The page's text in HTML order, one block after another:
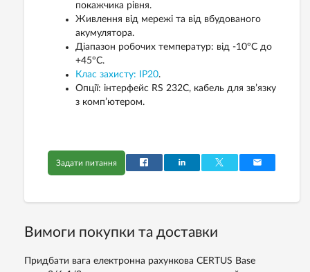
покажчика рівня.
Живлення від мережі та від вбудованого
акумулятора.
Діапазон робочих температур: від -10ºС до
+45ºС.
Клас захисту: IP20.
Опції: інтерфейс RS 232C, кабель для зв’язку
з комп’ютером.
Задати питання
Вимоги покупки та доставки
Придбати вага електронна рахункова CERTUS Base